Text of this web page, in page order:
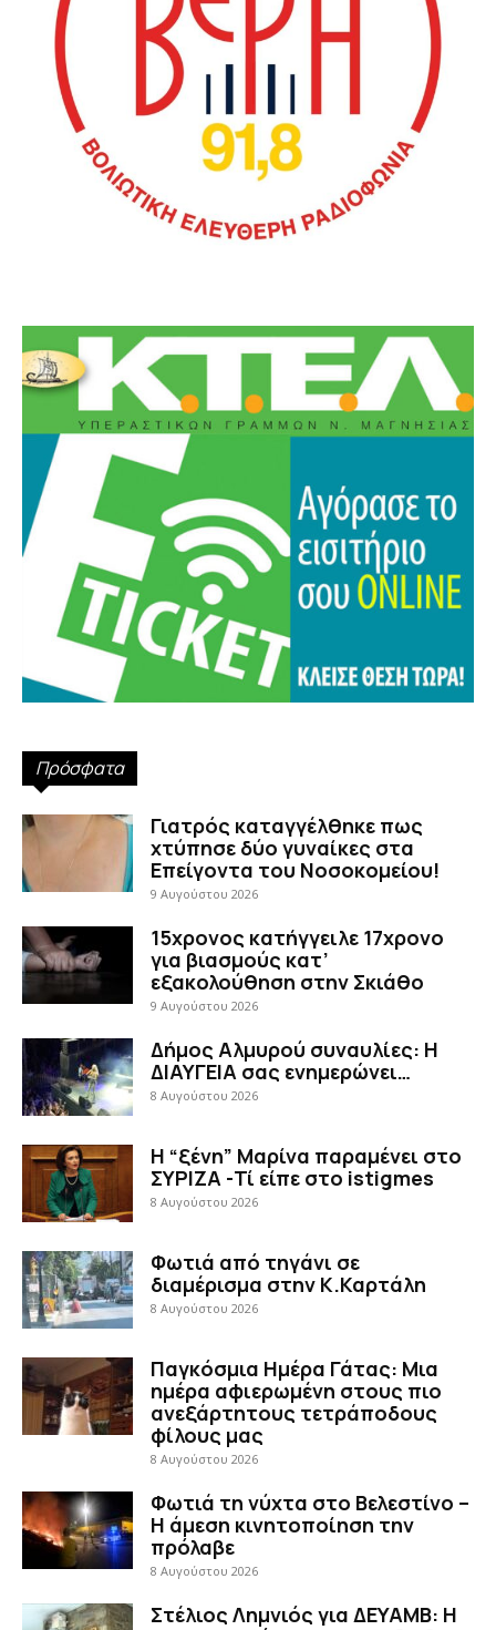
Πρόσφατα
Γιατρός καταγγέλθηκε πως
χτύπησε δύο γυναίκες στα
Επείγοντα του Νοσοκομείου!
9 Αυγούστου 2026
15χρονος κατήγγειλε 17χρονο
για βιασμούς κατ’
εξακολούθηση στην Σκιάθο
9 Αυγούστου 2026
Δήμος Αλμυρού συναυλίες: Η
ΔΙΑΥΓΕΙΑ σας ενημερώνει…
8 Αυγούστου 2026
Η “ξένη” Μαρίνα παραμένει στο
ΣΥΡΙΖΑ -Τί είπε στο istigmes
8 Αυγούστου 2026
Φωτιά από τηγάνι σε
διαμέρισμα στην Κ.Καρτάλη
8 Αυγούστου 2026
Παγκόσμια Ημέρα Γάτας: Μια
ημέρα αφιερωμένη στους πιο
ανεξάρτητους τετράποδους
φίλους μας
8 Αυγούστου 2026
Φωτιά τη νύχτα στο Βελεστίνο –
Η άμεση κινητοποίηση την
πρόλαβε
8 Αυγούστου 2026
Στέλιος Λημνιός για ΔΕΥΑΜΒ: Η